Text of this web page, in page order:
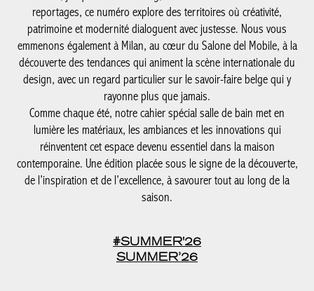
reportages, ce numéro explore des territoires où créativité,
patrimoine et modernité dialoguent avec justesse. Nous vous
emmenons également à Milan, au cœur du Salone del Mobile, à la
découverte des tendances qui animent la scène internationale du
design, avec un regard particulier sur le savoir-faire belge qui y
rayonne plus que jamais.
Comme chaque été, notre cahier spécial salle de bain met en
lumière les matériaux, les ambiances et les innovations qui
réinventent cet espace devenu essentiel dans la maison
contemporaine. Une édition placée sous le signe de la découverte,
de l’inspiration et de l’excellence, à savourer tout au long de la
saison.
#SUMMER'26
SUMMER’26